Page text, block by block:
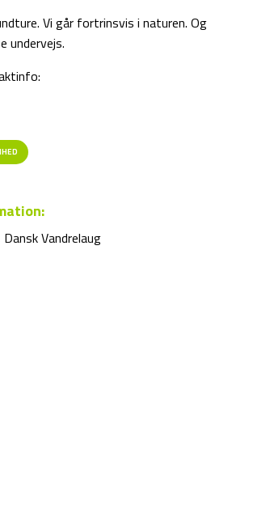
Vi går fortrinsvis i naturen. Og
undervejs.
Vandrelaug